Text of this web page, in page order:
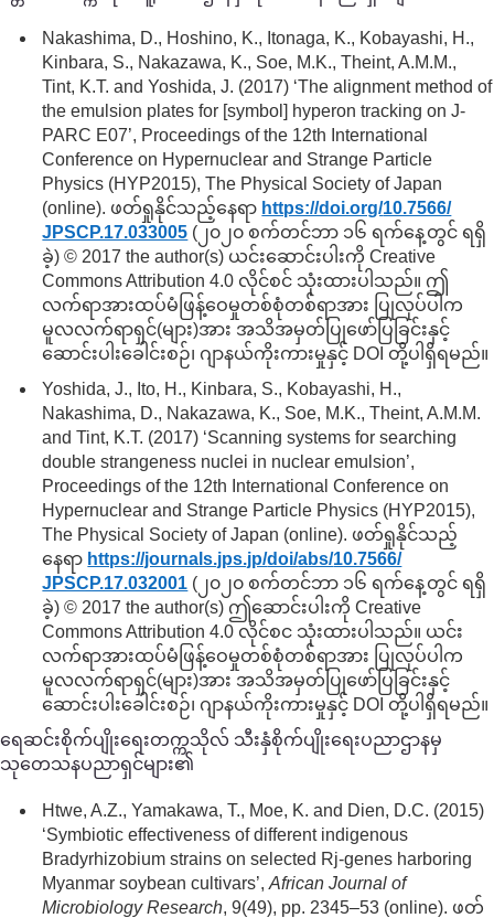
Nakashima, D., Hoshino, K., Itonaga, K., Kobayashi, H.,
Kinbara, S., Nakazawa, K., Soe, M.K., Theint, A.M.M.,
Tint, K.T. and Yoshida, J. (2017) ‘The alignment method of
the emulsion plates for [symbol] hyperon tracking on J-
PARC E07’, Proceedings of the 12th International
Conference on Hypernuclear and Strange Particle
Physics (HYP2015), The Physical Society of Japan
(online). ဖတ်ရှုနိုင်သည့်နေရာ https://doi.org/10.7566/
JPSCP.17.033005 (၂၀၂၀ စက်တင်ဘာ ၁၆ ရက်နေ့တွင် ရရှိ
ခဲ့) © 2017 the author(s) ယင်းဆောင်းပါးကို Creative
Commons Attribution 4.0 လိုင်စင် သုံးထားပါသည်။ ဤ
လက်ရာအားထပ်မံဖြန့်ဝေမှုတစ်စုံတစ်ရာအား ပြုလုပ်ပါက
မူလလက်ရာရှင်(များ)အား အသိအမှတ်ပြုဖော်ပြခြင်းနှင့်
ဆောင်းပါးခေါင်းစဉ်၊ ဂျာနယ်ကိုးကားမှုနှင့် DOI တို့ပါရှိရမည်။
Yoshida, J., Ito, H., Kinbara, S., Kobayashi, H.,
Nakashima, D., Nakazawa, K., Soe, M.K., Theint, A.M.M.
and Tint, K.T. (2017) ‘Scanning systems for searching
double strangeness nuclei in nuclear emulsion’,
Proceedings of the 12th International Conference on
Hypernuclear and Strange Particle Physics (HYP2015),
The Physical Society of Japan (online). ဖတ်ရှုနိုင်သည့်
နေရာ https://journals.jps.jp/doi/abs/10.7566/
JPSCP.17.032001 (၂၀၂၀ စက်တင်ဘာ ၁၆ ရက်နေ့တွင် ရရှိ
ခဲ့) © 2017 the author(s) ဤဆောင်းပါးကို Creative
Commons Attribution 4.0 လိုင်စင သုံးထားပါသည်။ ယင်း
လက်ရာအားထပ်မံဖြန့်ဝေမှုတစ်စုံတစ်ရာအား ပြုလုပ်ပါက
မူလလက်ရာရှင်(များ)အား အသိအမှတ်ပြုဖော်ပြခြင်းနှင့်
ဆောင်းပါးခေါင်းစဉ်၊ ဂျာနယ်ကိုးကားမှုနှင့် DOI တို့ပါရှိရမည်။
ရေဆင်းစိုက်ပျိုးရေးတက္ကသိုလ် သီးနှံစိုက်ပျိုးရေးပညာဌာနမှ
သုတေသနပညာရှင်များ၏
Htwe, A.Z., Yamakawa, T., Moe, K. and Dien, D.C. (2015)
‘Symbiotic effectiveness of different indigenous
Bradyrhizobium strains on selected Rj-genes harboring
Myanmar soybean cultivars’,African Journal of
Microbiology Research, 9(49), pp. 2345–53 (online). ဖတ်